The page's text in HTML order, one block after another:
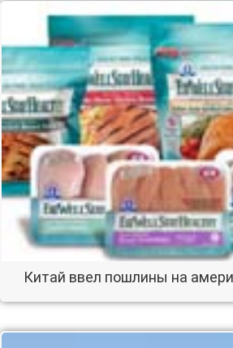
Китай ввел пошлины на